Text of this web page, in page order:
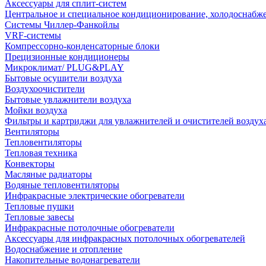
Аксессуары для сплит-систем
Центральное и специальное кондиционирование,
Системы Чиллер-Фанкойлы
VRF-системы
Компрессорно-конденсаторные блоки
Прецизионные кондиционеры
Микроклимат/ PLUG&PLAY
Бытовые осушители воздуха
Воздухоочистители
Бытовые увлажнители воздуха
Мойки воздуха
Фильтры и картриджи для увлажнителей и очистителей
Вентиляторы
Тепловентиляторы
Тепловая техника
Конвекторы
Масляные радиаторы
Водяные тепловентиляторы
Инфракрасные электрические обогреватели
Тепловые пушки
Тепловые завесы
Инфракрасные потолочные обогреватели
Аксессуары для инфракрасных потолочных обогревателей
Водоснабжение и отопление
Накопительные водонагреватели